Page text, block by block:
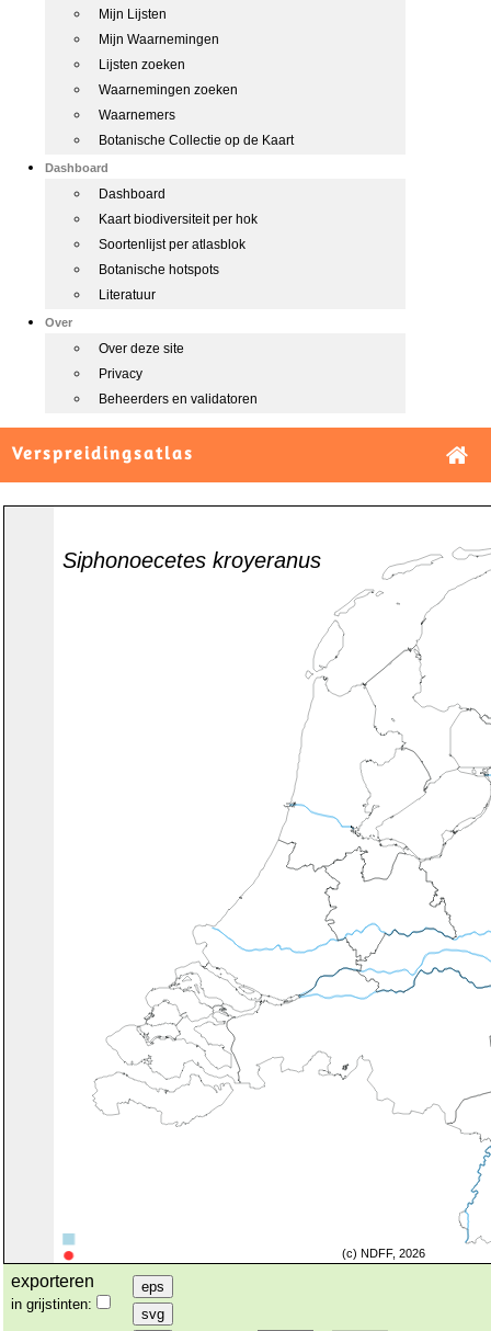
Mijn Lijsten
Mijn Waarnemingen
Lijsten zoeken
Waarnemingen zoeken
Waarnemers
Botanische Collectie op de Kaart
Dashboard
Dashboard
Kaart biodiversiteit per hok
Soortenlijst per atlasblok
Botanische hotspots
Literatuur
Over
Over deze site
Privacy
Beheerders en validatoren
Verspreidingsatlas